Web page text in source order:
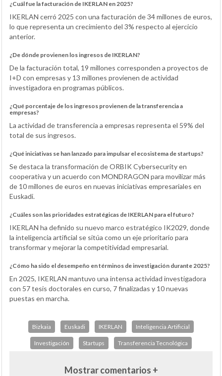
¿Cuál fue la facturación de IKERLAN en 2025?
IKERLAN cerró 2025 con una facturación de 34 millones de euros,
lo que representa un crecimiento del 3% respecto al ejercicio
anterior.
¿De dónde provienen los ingresos de IKERLAN?
De la facturación total, 19 millones corresponden a proyectos de
I+D con empresas y 13 millones provienen de actividad
investigadora en programas públicos.
¿Qué porcentaje de los ingresos provienen de la transferencia a
empresas?
La actividad de transferencia a empresas representa el 59% del
total de sus ingresos.
¿Qué iniciativas se han lanzado para impulsar el ecosistema de startups?
Se destaca la transformación de ORBIK Cybersecurity en
cooperativa y un acuerdo con MONDRAGON para movilizar más
de 10 millones de euros en nuevas iniciativas empresariales en
Euskadi.
¿Cuáles son las prioridades estratégicas de IKERLAN para el futuro?
IKERLAN ha definido su nuevo marco estratégico IK2029, donde
la inteligencia artificial se sitúa como un eje prioritario para
transformar y mejorar la competitividad empresarial.
¿Cómo ha sido el desempeño en términos de investigación durante 2025?
En 2025, IKERLAN mantuvo una intensa actividad investigadora
con 57 tesis doctorales en curso, 7 finalizadas y 10 nuevas
puestas en marcha.
Bizkaia Euskadi IKERLAN Inteligencia Artificial
Investigación Startups Transferencia Tecnológica
Mostrar comentarios +